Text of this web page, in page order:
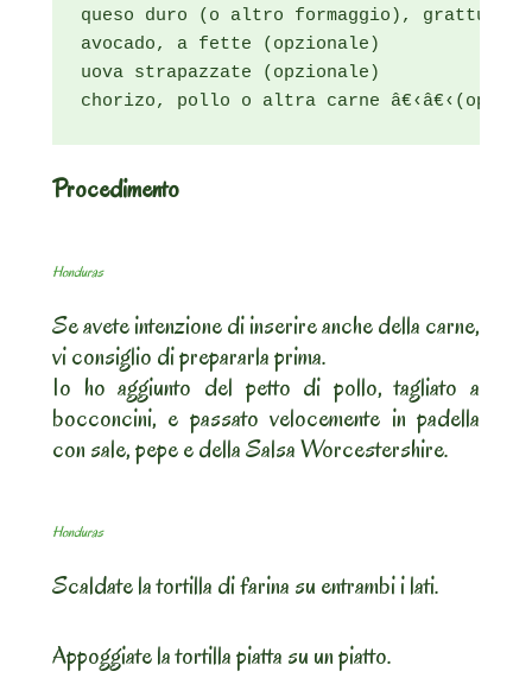
queso duro (o altro formaggio),
avocado, a fette (opzionale)
uova strapazzate (opzionale)
chorizo, pollo o altra carne
Procedimento
Honduras
Se avete intenzione di inserire anche della carne,
vi consiglio di prepararla prima.
Io ho aggiunto del petto di pollo, tagliato a
bocconcini, e passato velocemente in padella
con sale, pepe e della Salsa Worcestershire.
Honduras
Scaldate la tortilla di farina su entrambi i lati.
Appoggiate la tortilla piatta su un piatto.